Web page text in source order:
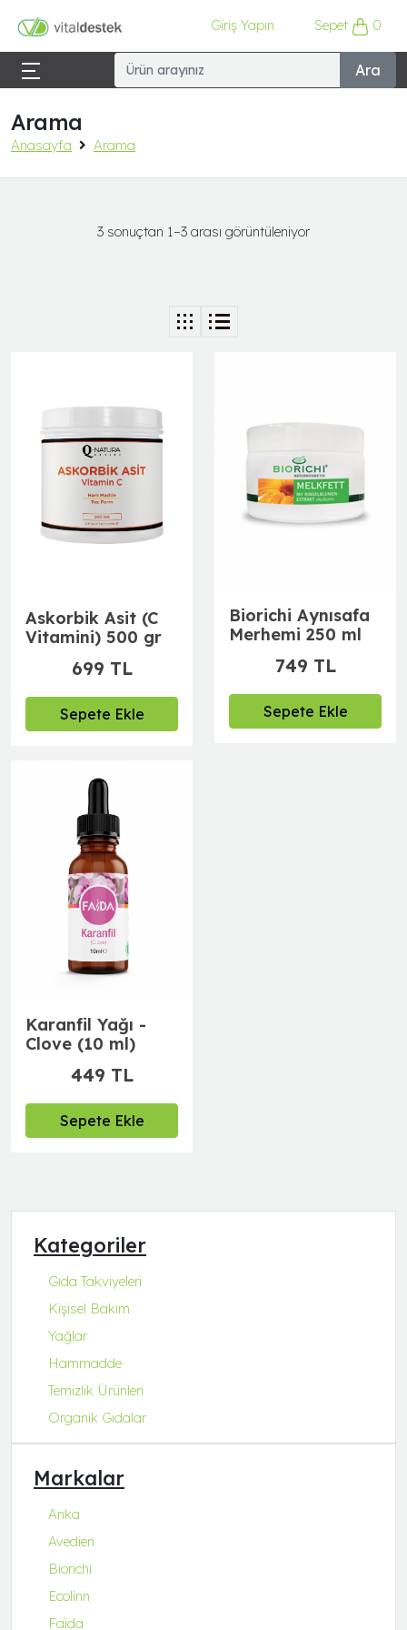
Giriş Yapın Sepet 0
Ara
Arama
Anasayfa Arama
Kategoriler
Gıda Takviyeleri
Kişisel Bakım
Yağlar
Hammadde
Temizlik Ürünleri
Organik Gıdalar
Markalar
Anka
Avedien
Biorichi
Ecolinn
Faida
3 sonuçtan 1–3 arası görüntüleniyor
Askorbik Asit (C
Vitamini) 500 gr
699 TL
Sepete Ekle
Biorichi Aynısafa
Merhemi 250 ml
749 TL
Sepete Ekle
Karanfil Yağı -
Clove (10 ml)
449 TL
Sepete Ekle